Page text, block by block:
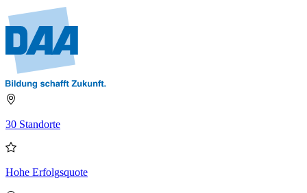
30 Standorte
Hohe Erfolgsquote